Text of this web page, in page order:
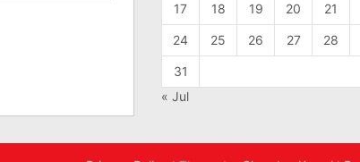
17 18 19 20 21
24 25 26 27 28
31
« Jul